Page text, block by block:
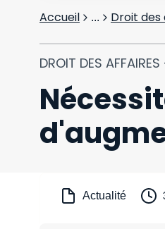
Accueil ... Droit
DROIT DES
Actualité